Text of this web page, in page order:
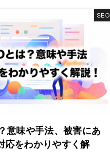
SEO
意味や手法、被害にあ
応をわかりやすく解